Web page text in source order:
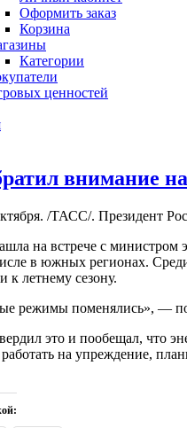
Оформить заказ
Корзина
Категории
ценностей
внимание
/ТАСС/. Президент
на встрече с
в южных регионах.
к летнему сезону.
режимы поменялись», —
это и пообещал, что
на упреждение,